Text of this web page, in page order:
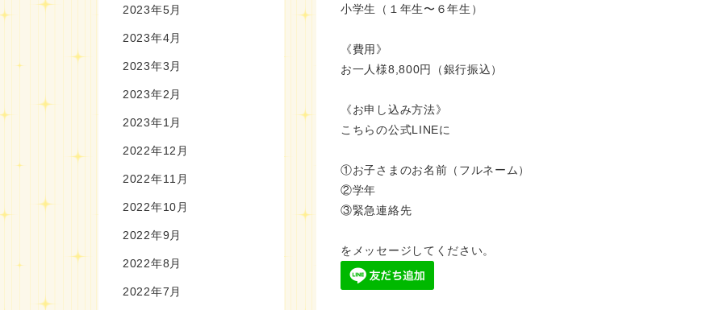
2023年5月
2023年4月
2023年3月
2023年2月
2023年1月
2022年12月
2022年11月
2022年10月
2022年9月
2022年8月
2022年7月
小学生（１年生〜６年生）
《費用》
お一人様8,800円（銀行振込）
《お申し込み方法》
こちらの公式LINEに
①お子さまのお名前（フルネーム）
②学年
③緊急連絡先
をメッセージしてください。